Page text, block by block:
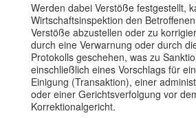
Werden dabei Verstöße festgestellt,
Wirtschaftsinspektion den
Verstöße abzustellen oder zu
durch eine Verwarnung oder durch
Protokolls geschehen, was zu
einschließlich eines Vorschlags für
Einigung (Transaktion), einer
oder einer Gerichtsverfolgung vor
Korrektionalgericht.